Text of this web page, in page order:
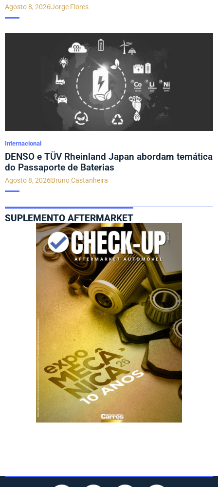
Agosto 8, 2026Jorge Flores
Internacional
DENSO e TÜV Rheinland Japan abordam temática
do Passaporte de Baterias
Agosto 8, 2026Bruno Castanheira
SUPLEMENTO AFTERMARKET